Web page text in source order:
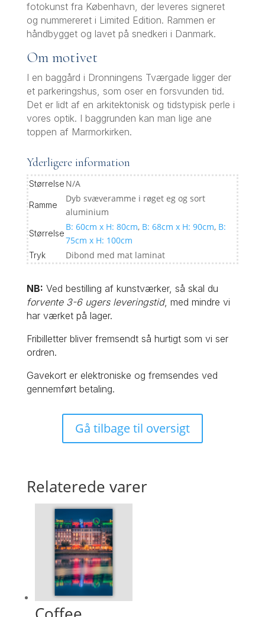
fotokunst fra København, der leveres signeret
og nummereret i Limited Edition. Rammen er
håndbygget og lavet på snedkeri i Danmark.
Om motivet
I en baggård i Dronningens Tværgade ligger der
et parkeringshus, som oser en forsvunden tid.
Det er lidt af en arkitektonisk og tidstypisk perle i
vores optik. I baggrunden kan man lige ane
toppen af Marmorkirken.
Yderligere information
Størrelse N/A
Ramme
Dyb svæveramme i røget eg og sort
aluminium
Størrelse
B: 60cm x H: 80cm, B: 68cm x H: 90cm, B:
75cm x H: 100cm
Tryk Dibond med mat laminat
NB: Ved bestilling af kunstværker, så skal du
forvente 3-6 ugers leveringstid, med mindre vi
har værket på lager.
Fribilletter bliver fremsendt så hurtigt som vi ser
ordren.
Gavekort er elektroniske og fremsendes ved
gennemført betaling.
Gå tilbage til oversigt
Relaterede varer